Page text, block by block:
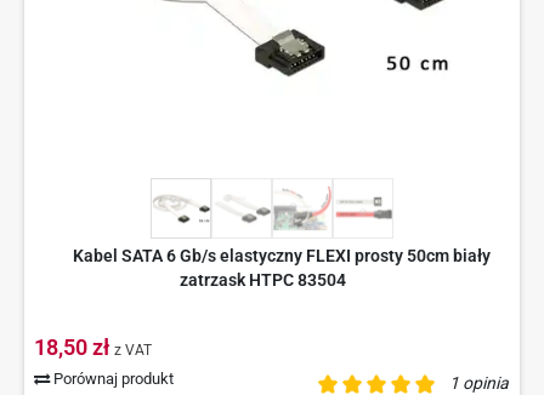
1 opinia
Kabel SATA 6 Gb/s elastyczny FLEXI prosty 50cm biały
zatrzask HTPC 83504
18,50 zł z VAT
Porównaj produkt